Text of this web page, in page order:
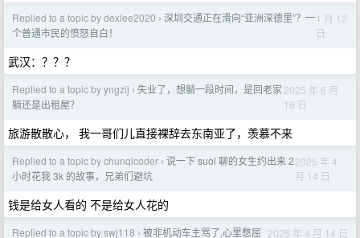
Replied to a topic by dexlee2020 › 深圳交通正在滑向“亚洲深德里”？一
个普通市民的愤怒自白！
1 月 12
日
武汉：？？？
Replied to a topic by yngzij › 失业了，想躺一段时间，是回老家
躺还是出租屋？
2025 年 6 月
16 日
旅游散散心， 我一哥们儿直接裸辞去东南亚了，羡慕不来
Replied to a topic by chunqicoder › 说一下 suol 聊的女生约出来 2
小时花我 3k 的故事，兄弟们避坑
2025 年 4
月 14 日
钱是给女人看的 不是给女人花的
Replied to a topic by swj118 › 被非机动车主骂了,心里憋屈 2025 年 4 月 14 日